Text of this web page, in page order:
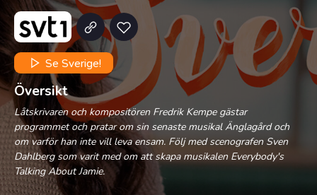
Se Sverige!
Översikt
Låtskrivaren och kompositören Fredrik Kempe gästar
programmet och pratar om sin senaste musikal Änglagård och
om varför han inte vill leva ensam. Följ med scenografen Sven
Dahlberg som varit med om att skapa musikalen Everybody's
Talking About Jamie.